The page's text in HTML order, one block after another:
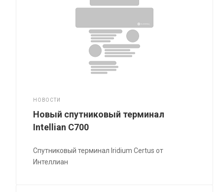
НОВОСТИ
Новый спутниковый терминал
Intellian C700
Спутниковый терминал Iridium Certus от
Интеллиан